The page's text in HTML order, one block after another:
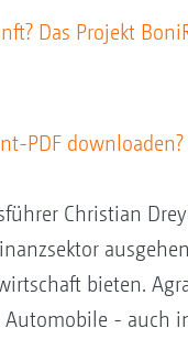
Das Projekt
PDF
Christian
bieten.
- auch